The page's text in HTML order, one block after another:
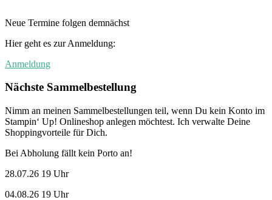
Neue Termine folgen demnächst
Hier geht es zur Anmeldung:
Anmeldung
Nächste Sammelbestellung
Nimm an meinen Sammelbestellungen teil, wenn Du kein Konto im
Stampin‘ Up! Onlineshop anlegen möchtest. Ich verwalte Deine
Shoppingvorteile für Dich.
Bei Abholung fällt kein Porto an!
28.07.26 19 Uhr
04.08.26 19 Uhr